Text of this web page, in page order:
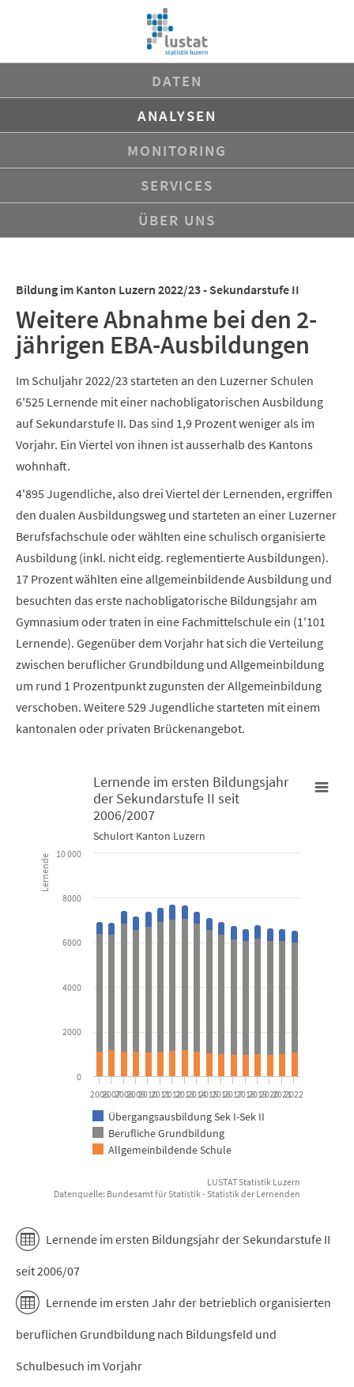
DATEN
ANALYSEN
MONITORING
SERVICES
ÜBER UNS
Bildung im Kanton Luzern 2022/23 - Sekundarstufe II
Weitere Abnahme bei den 2-
jährigen EBA-Ausbildungen
Im Schuljahr 2022/23 starteten an den Luzerner Schulen
6'525 Lernende mit einer nachobligatorischen Ausbildung
auf Sekundarstufe II. Das sind 1,9 Prozent weniger als im
Vorjahr. Ein Viertel von ihnen ist ausserhalb des Kantons
wohnhaft.
4'895 Jugendliche, also drei Viertel der Lernenden, ergriffen
den dualen Ausbildungsweg und starteten an einer Luzerner
Berufsfachschule oder wählten eine schulisch organisierte
Ausbildung (inkl. nicht eidg. reglementierte Ausbildungen).
17 Prozent wählten eine allgemeinbildende Ausbildung und
besuchten das erste nachobligatorische Bildungsjahr am
Gymnasium oder traten in eine Fachmittelschule ein (1'101
Lernende). Gegenüber dem Vorjahr hat sich die Verteilung
zwischen beruflicher Grundbildung und Allgemeinbildung
um rund 1 Prozentpunkt zugunsten der Allgemeinbildung
verschoben. Weitere 529 Jugendliche starteten mit einem
kantonalen oder privaten Brückenangebot.
Lernende im ersten Bildungsjahr der Sekundarstufe II seit
Bar chart with 3 data series.
Schulort Kanton Luzern
View as data table, Lernende im ersten Bildungsjahr der
The chart has 1 X axis displaying categories.
Lernende
Lernende im ersten Bildungsjahr
der Sekundarstufe II seit
2006/2007
Schulort Kanton Luzern
Übergangsausbildung Sek I-Sek II
Berufliche Grundbildung
Allgemeinbildende Schule
20062007200820092010201120122013201420152016201720182019202020212022
0
2000
4000
6000
8000
10 000
LUSTAT Statistik Luzern
Datenquelle: Bundesamt für Statistik - Statistik der Lernenden
Lernende im ersten Bildungsjahr der Sekundarstufe II
seit 2006/07
Lernende im ersten Jahr der betrieblich organisierten
beruflichen Grundbildung nach Bildungsfeld und
Schulbesuch im Vorjahr